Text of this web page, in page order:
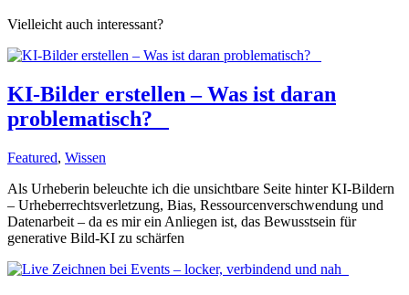
Vielleicht auch interessant?
KI-Bilder erstellen – Was ist daran
problematisch?
Featured, Wissen
Als Urheberin beleuchte ich die unsichtbare Seite hinter KI-Bildern
– Urheberrechtsverletzung, Bias, Ressourcenverschwendung und
Datenarbeit – da es mir ein Anliegen ist, das Bewusstsein für
generative Bild-KI zu schärfen